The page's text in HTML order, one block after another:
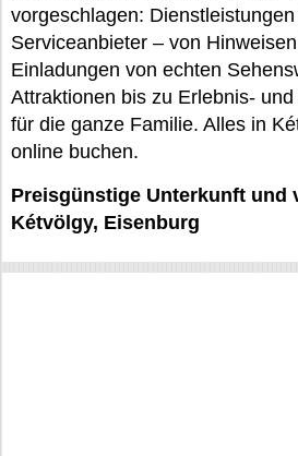
vorgeschlagen:
Serviceanbieter – von
Einladungen von echten
Attraktionen bis zu Erlebnis-
für die ganze Familie. Alles in
online buchen.
Preisgünstige Unterkunft und
Kétvölgy, Eisenburg